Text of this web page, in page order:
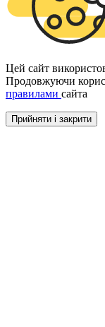
Цей сайт
Продовжуючи
правилами сайта
Прийняти і закрити